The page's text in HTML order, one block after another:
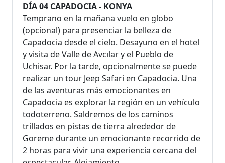
DÍA 04 CAPADOCIA - KONYA
Temprano en la mañana vuelo en globo
(opcional) para presenciar la belleza de
Capadocia desde el cielo. Desayuno en el hotel
y visita de Valle de Avcılar y el Pueblo de
Uchisar. Por la tarde, opcionalmente se puede
realizar un tour Jeep Safari en Capadocia. Una
de las aventuras más emocionantes en
Capadocia es explorar la región en un vehículo
todoterreno. Saldremos de los caminos
trillados en pistas de tierra alrededor de
Goreme durante un emocionante recorrido de
2 horas para vivir una experiencia cercana del